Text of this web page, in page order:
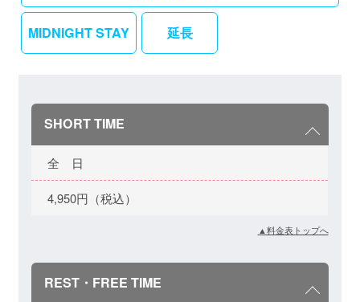
MIDNIGHT STAY 延長
SHORT TIME
全 日
4,950円（税込）
▲料金表トップへ
REST・FREE TIME